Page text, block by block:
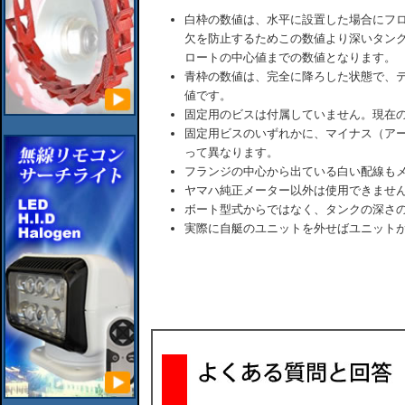
白枠の数値は、水平に設置した場合にフ
欠を防止するためこの数値より深いタン
ロートの中心値までの数値となります。
青枠の数値は、完全に降ろした状態で、
値です。
固定用のビスは付属していません。現在
固定用ビスのいずれかに、マイナス（
って異なります。
フランジの中心から出ている白い配線も
ヤマハ純正メーター以外は使用できませ
ボート型式からではなく、タンクの深さ
実際に自艇のユニットを外せばユニット